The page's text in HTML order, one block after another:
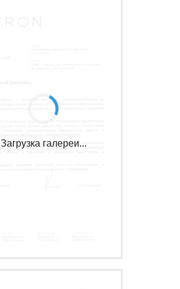
Загрузка галереи...